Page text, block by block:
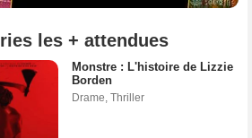
les + attendues
Monstre : L'histoire de Lizzie
Borden
Drame Thriller